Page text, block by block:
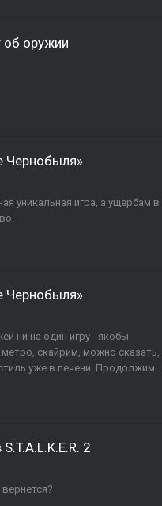
об оружии
Чернобыля»
уникальная игра, а ущербам в
Чернобыля»
ни на один игру - якобы
скайрим, можно сказать,
уже в печени. Продолжим...
2